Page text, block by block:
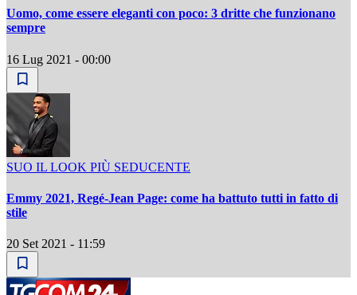
Uomo, come essere eleganti con poco: 3 dritte che funzionano
sempre
16 Lug 2021 - 00:00
SUO IL LOOK PIÙ SEDUCENTE
Emmy 2021, Regé-Jean Page: come ha battuto tutti in fatto di
stile
20 Set 2021 - 11:59